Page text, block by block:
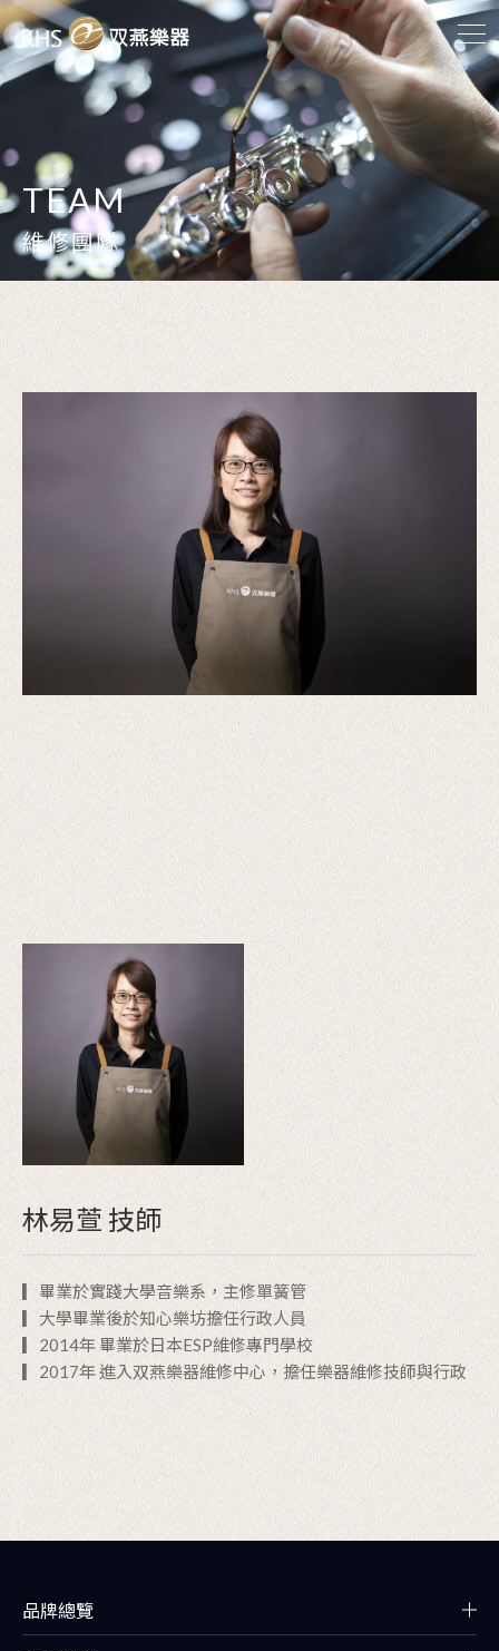
TEAM
維修團隊
林易萱 技師
▎畢業於實踐大學音樂系，主修單簧管
▎大學畢業後於知心樂坊擔任行政人員
▎2014年 畢業於日本ESP維修專門學校
▎2017年 進入双燕樂器維修中心，擔任樂器維修技師與行政
品牌總覽